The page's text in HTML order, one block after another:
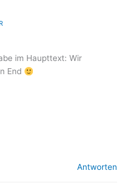
im Haupttext: Wir
End
Antworten